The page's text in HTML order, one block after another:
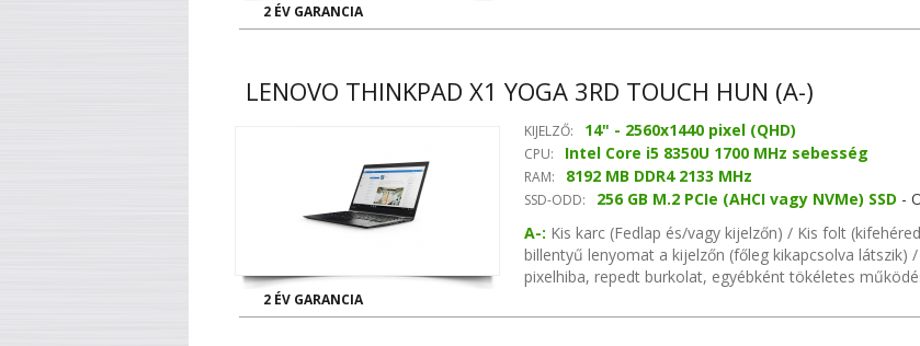
2 ÉV GARANCIA
MB DDR3 videókártya, Realtek ALC3287 hangvezérlő,
LENOVO THINKPAD X1 YOGA 3RD TOUCH HUN (A-)
2 ÉV GARANCIA
KIJELZŐ: 14" - 2560x1440 pixel (QHD)
CPU: Intel Core i5 8350U 1700 MHz sebesség
RAM: 8192 MB DDR4 2133 MHz
SSD-ODD: 256 GB M.2 PCIe (AHCI vagy NVMe) SSD -
A-: Kis karc (Fedlap és/vagy kijelzőn) / Kis folt
billentyű lenyomat a kijelzőn (főleg kikapcsolva látszik)
pixelhiba, repedt burkolat, egyébként tökéletes
hálózati vezérlő